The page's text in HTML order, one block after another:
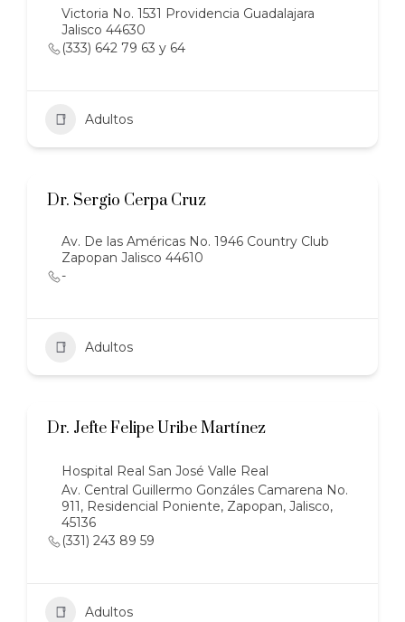
Victoria No. 1531 Providencia Guadalajara
Jalisco 44630
(333) 642 79 63 y 64
Adultos
Dr. Sergio Cerpa Cruz
Av. De las Américas No. 1946 Country Club
Zapopan Jalisco 44610
-
Adultos
Dr. Jefte Felipe Uribe Martínez
Hospital Real San José Valle Real
Av. Central Guillermo Gonzáles Camarena No.
911, Residencial Poniente, Zapopan, Jalisco,
45136
(331) 243 89 59
Adultos